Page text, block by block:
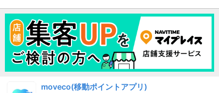
moveco(移動ポイントアプリ)